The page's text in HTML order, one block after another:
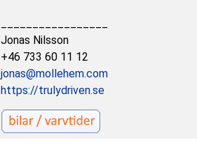
Jonas Nilsson
+46 733 60 11 12
jonas@mollehem.com
https://trulydriven.se